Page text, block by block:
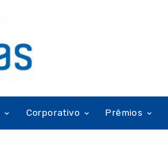
Corporativo Prêmios